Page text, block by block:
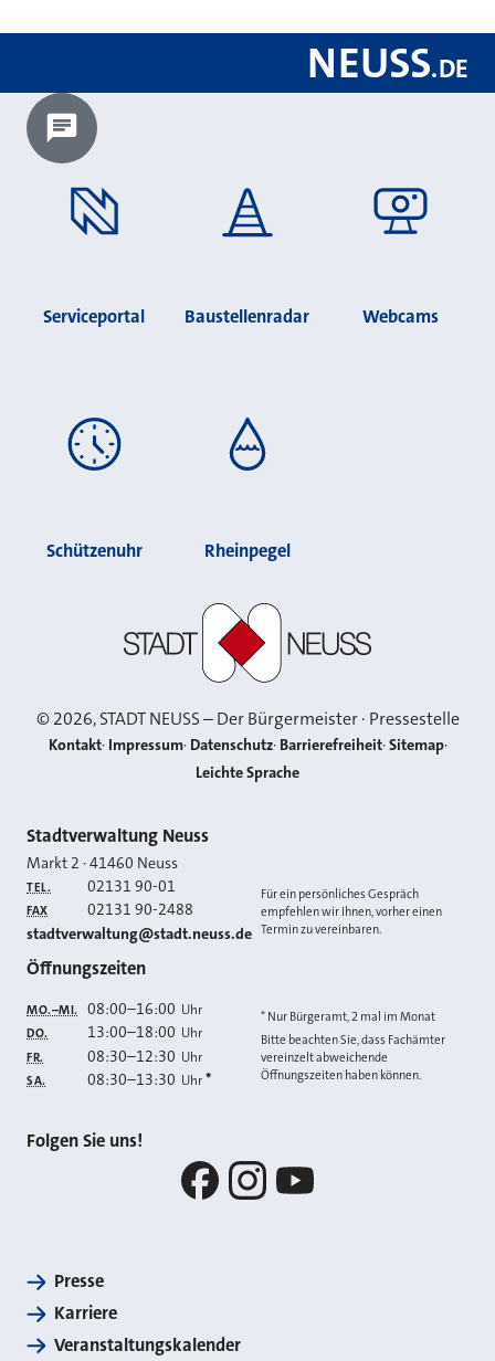
NEUSS.DE
Chatbot laden?
Serviceportal Baustellenradar Webcams
Schützenuhr Rheinpegel
©2026, STADT NEUSS – Der Bürgermeister · Pressestelle
Kontakt Impressum Datenschutz Barrierefreiheit Sitemap
Leichte Sprache
Kontakt
Stadtverwaltung Neuss
Markt 2 ·41460 Neuss
TEL. 02131 90-01
FAX 02131 90-2488
E-MAIL
stadtverwaltung@stadt.neuss.de
Für ein persönliches Gespräch
empfehlen wir Ihnen, vorher einen
Termin zu vereinbaren.
Öffnungszeiten
MO.–MI. 08:00–16:00 Uhr
DO. 13:00–18:00 Uhr
FR. 08:30–12:30 Uhr
SA. 08:30–13:30 Uhr *
* Nur Bürgeramt, 2 mal im Monat
Bitte beachten Sie, dass Fachämter
vereinzelt abweichende
Öffnungszeiten haben können.
Folgen Sie uns!
Presse
Karriere
Veranstaltungskalender